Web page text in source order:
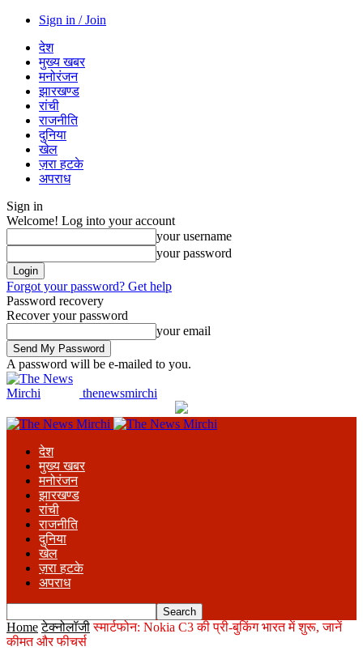
Sign in / Join
देश
मुख्य खबर
मनोरंजन
झारखण्ड
रांची
राजनीति
दुनिया
खेल
ज़रा हटके
अपराध
Sign in
Welcome! Log into your account
your username
your password
Forgot your password? Get help
Password recovery
Recover your password
your email
A password will be e-mailed to you.
thenewsmirchi
देश
मुख्य खबर
मनोरंजन
झारखण्ड
रांची
राजनीति
दुनिया
खेल
ज़रा हटके
अपराध
Home टेक्नोलॉजी स्मार्टफोन: Nokia C3 की प्री-बुकिंग भारत में शुरू, जानें
कीमत और फीचर्स